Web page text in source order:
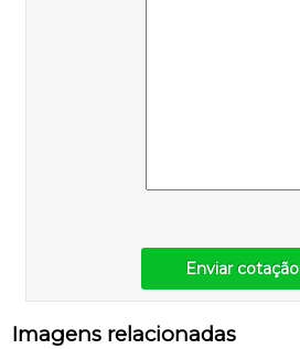
Enviar cotação
Imagens relacionadas